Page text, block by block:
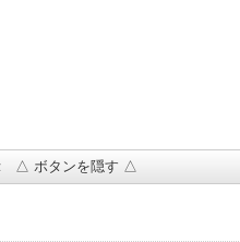
△ ボタンを隠す △